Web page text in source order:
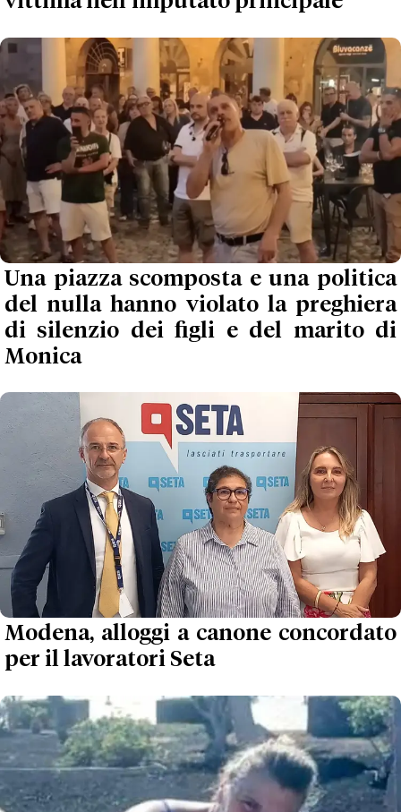
Una piazza scomposta e una politica
del nulla hanno violato la preghiera
di silenzio dei figli e del marito di
Monica
Modena, alloggi a canone concordato
per il lavoratori Seta